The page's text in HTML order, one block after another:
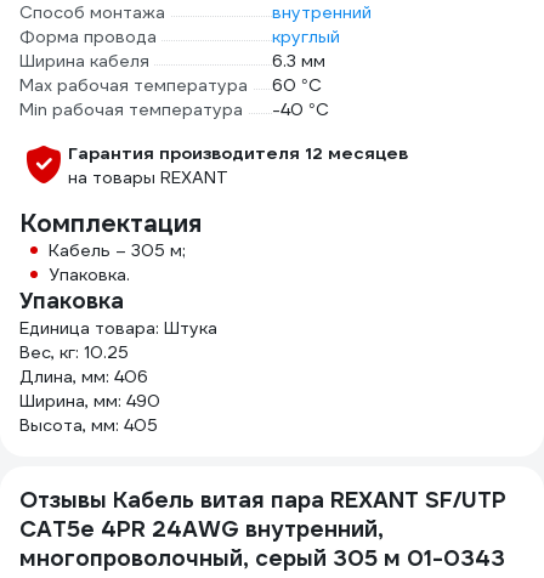
Способ монтажа
внутренний
Форма провода
круглый
Ширина кабеля
6.3 мм
Max рабочая температура
60 °С
Min рабочая температура
-40 °С
Гарантия производителя 12 месяцев
на товары REXANT
Комплектация
Кабель – 305 м;
Упаковка.
Упаковка
Единица товара: Штука
Вес, кг: 10.25
Длина, мм: 406
Ширина, мм: 490
Высота, мм: 405
Отзывы Кабель витая пара REXANT SF/UTP
CAT5e 4PR 24AWG внутренний,
многопроволочный, серый 305 м 01-0343